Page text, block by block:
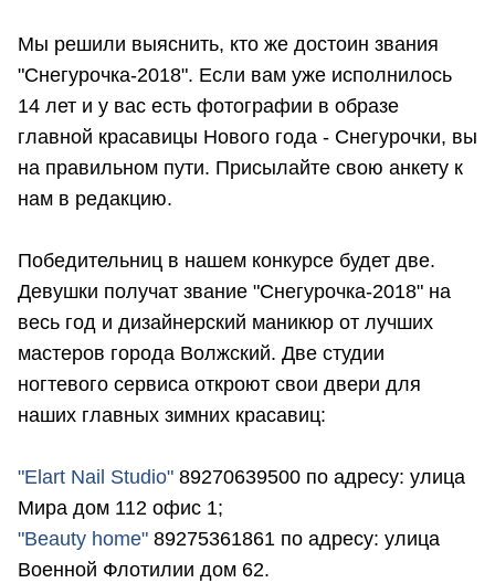
Мы решили выяснить, кто же достоин звания
"Снегурочка-2018". Если вам уже исполнилось
14 лет и у вас есть фотографии в образе
главной красавицы Нового года - Снегурочки, вы
на правильном пути. Присылайте свою анкету к
нам в редакцию.
Победительниц в нашем конкурсе будет две.
Девушки получат звание "Снегурочка-2018" на
весь год и дизайнерский маникюр от лучших
мастеров города Волжский. Две студии
ногтевого сервиса откроют свои двери для
наших главных зимних красавиц:
"Elart Nail Studio" 89270639500 по адресу: улица
Мира дом 112 офис 1;
"Beauty home" 89275361861 по адресу: улица
Военной Флотилии дом 62.